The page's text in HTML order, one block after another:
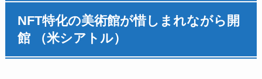
NFT特化の美術館が惜しまれながら開
館 （米シアトル）